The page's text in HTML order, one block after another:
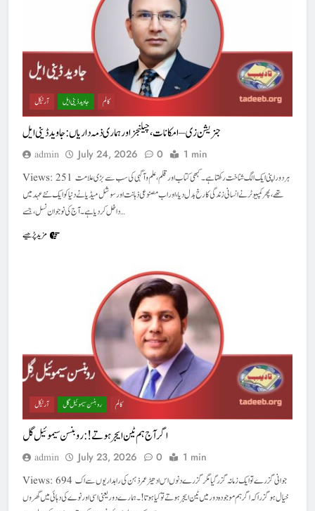
آرٹیکل جاوید ڈینی ایل کالم
جنریشن زی – امکانات، چیلنجز اور ہماری ذمہ داریاں : جاوید ڈینی ایل
admin July 24, 2026 0 1 min
Views: 251 ہر دور اپنی ایک الگ شناخت رکھتا ہے۔ کبھی کتاب اور قلم، علم و آگہی کی سب سے بڑی علامت
تھے، پھر کمپیوٹر نے انسانی زندگی کا رخ بدل دیا، اور اب مصنوعی ذہانت اور سوشل میڈیا نے دنیا کو ایک نئے عہد میں
داخل کر دیا ہے۔ آج کی نوجوان نسل، جسے…
مزید پڑھیے
آرٹیکل روبنسن سیموئیل گل کالم
اگر آج ہم ٹین ایجر ہوتے! : روبنسن سیموئیل گل
admin July 23, 2026 0 1 min
Views: 694 جوانی گزرے تو ایک زمانہ گزر گیا مگر گزرے دنوں اس ادھیڑ عمر ذہن کی راہداریوں سے اک
خیال ہو گزرا کہ اگر ہم موجودہ دور میں ٹین ایجرہوتے تو کیا ہوتا!۔ہمارے دور یعنی اسی اور نوے کی دہائی میں گھروں